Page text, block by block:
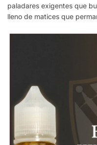
paladares exigentes que
lleno de matices que